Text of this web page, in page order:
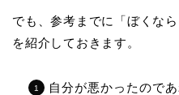
でも、参考までに「ぼくな
を紹介しておきます。
自分が悪かったので